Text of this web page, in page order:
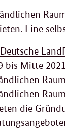
Eine
Deutsche
bis Mitte
die